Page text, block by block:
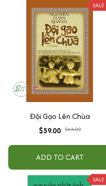
SALE
Đội Gạo Lên Chùa
$59.00 $64.00
ADD TO CART
SALE